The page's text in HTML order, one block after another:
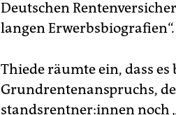
Deutschen
langen Erwerbsbiografien“.
Thiede räumte ein, dass
Grundrentenanspruchs,
stands­rent­ne­r:in­nen noch